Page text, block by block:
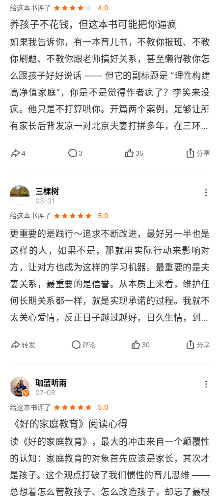
的批评也相当犀利。他认为许多人对快乐教育的理
解是偷懒的 —— 以为不要求、不训练、不施加压
力就是快乐。真正的快乐教育，应当是帮孩子建立
“做成事情” 的体验。没有经过专注、坚持、克服困
难而获得的成就，那种廉价快乐对孩子毫无意义。
这个判断我深以为然。观察身边那些真正自信的孩
子，他们无一例外都曾在一两件事情上投入大量时
间，最终穿越了从笨拙到熟练的全过程。这种经历
给这本书评了
4.0
养孩子不花钱，但这本书可能把你逼疯
如果我告诉你，有一本育儿书，不教你报班、不教
你刷题、不教你跟老师搞好关系，甚至懒得教你怎
么跟孩子好好说话 —— 但它的副标题是 “理性构建
高净值家庭”，你是不是觉得作者疯了？李笑来没
疯。他只是不打算哄你。开篇两个案例，足够让所
有家长后背发凉一对北京夫妻打拼多年，在三环边
父母软硬兼施没用，孩子撂下一句话：“你们的钱早
死呀。” 父亲气急扇了一巴掌，孩子面无表情：“那
问题追到了一个让人非常不舒服的源头 —— 家长
的最毒的话很多家长对孩子说：“我们拼命不都是为
了你吗？”“将来我死了这些不都是你的吗？” 李笑
来说，这话毒性最大。因为它在摧毁孩子最底层的
一个观念 —— 产权观念。什么叫产权观念？说白
了就两句话：什么是我的，什么不是我的。是我的
我要保护，不是我的我不要。就这？对，就这。等
孩子长大了，“不是我的，我不要” 这句话，会成为
一个人是否善良、是否正直、是否靠谱的最根本判
4 3 35 分享
三棵树
03-31
给这本书评了
5.0
更重要的是践行～追求不断改进，最好另一半也是
这样的人，如果不是，那就用实际行动来影响对
方，让对方也成为这样的学习机器。最重要的是夫
妻关系，最重要的是信誉。从本质上来看，维护任
何长期关系都一样，就是实现承诺的过程。我就不
太关心爱情，反正日子越过越好，日久生情，到最
相信她也一样。健康的合作关系，核心无非三点：
到的钱，还有一个重要的东西 —— 时间。时间跟
你在伙伴身上投入的时间决定了关系的质量。而
且，比较神奇的是，你投入得越多，对方就越心疼
那些本来可以用来投资未来的时间。反正，我妻子
从来不打扰我的工作，用她的话来讲，那些工作时
间，其实都是我们的，不独属谁自己。
转发 评论 30 分享
珈蓝听雨
07-08
给这本书评了
5.0
《好的家庭教育》阅读心得
读《好的家庭教育》，最大的冲击来自一个颠覆性
的认知：家庭教育的对象首先应该是家长，其次才
是孩子。这个观点打破了我们惯性的育儿思维 ——
总想着怎么管教孩子、怎么改造孩子，却忘了最根